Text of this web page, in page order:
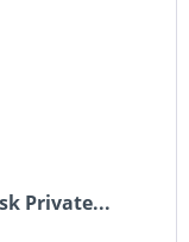
Private...